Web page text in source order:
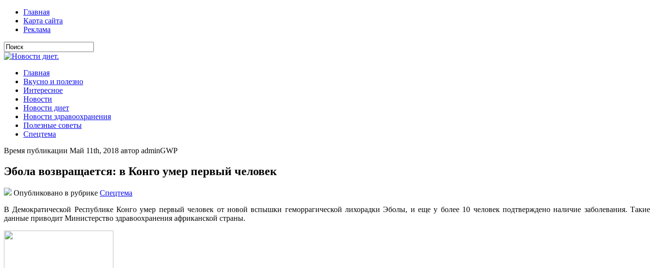
Главная
Карта сайта
Реклама
Главная
Вкусно и полезно
Интересное
Новости
Новости диет
Новости здравоохранения
Полезные советы
Спецтема
Время публикации Май 11th, 2018 автор adminGWP
Эбола возвращается: в Конго умер первый человек
Опубликовано в рубрике Спецтема
В Демократической Республике Конго умер первый человек от новой вспышки геморрагической лихорадки Эболы, и еще у более 10 человек подтверждено наличие заболевания. Такие
данные приводит Министерство здравоохранения африканской страны.